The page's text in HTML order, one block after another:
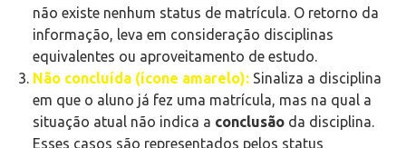
não existe nenhum status de matrícula. O retorno da
informação, leva em consideração disciplinas
equivalentes ou aproveitamento de estudo.
Não concluída (ícone amarelo): Sinaliza a disciplina
em que o aluno já fez uma matrícula, mas na qual a
situação atual não indica a conclusão da disciplina.
Esses casos são representados pelos status